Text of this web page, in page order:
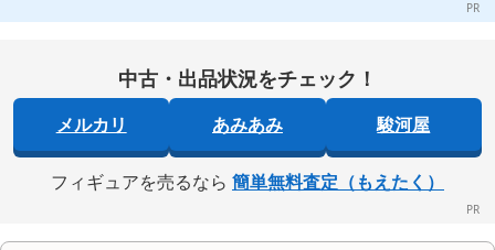
中古・出品状況をチェック！
メルカリ あみあみ 駿河屋
フィギュアを売るなら 簡単無料査定（もえたく）